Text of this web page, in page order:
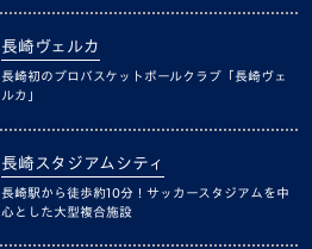
長崎ヴェルカ
長崎初のプロバスケットボールクラブ「長崎ヴェ
ルカ」
長崎スタジアムシティ
長崎駅から徒歩約10分！サッカースタジアムを中
心とした大型複合施設